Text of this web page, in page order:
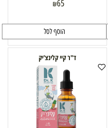
₪65
הוסף לסל
ד"ר קיי קלינצ'יק